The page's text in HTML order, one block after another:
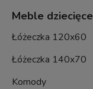
Meble dziecięce
Łóżeczka 120x60
Łóżeczka 140x70
Komody